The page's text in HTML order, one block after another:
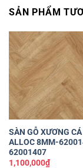
SẢN PHẨM
SÀN GỖ XƯƠNG
ALLOC 8MM-
62001407
1,100,000₫